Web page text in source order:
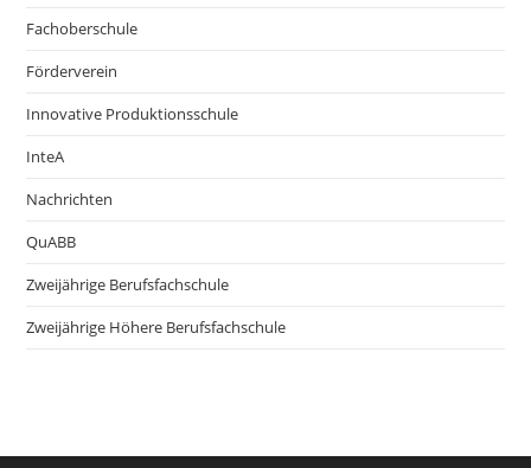
Fachoberschule
Förderverein
Innovative Produktionsschule
InteA
Nachrichten
QuABB
Zweijährige Berufsfachschule
Zweijährige Höhere Berufsfachschule